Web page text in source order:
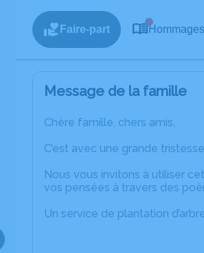
Faire-part Hommages
Message de la famille
Chère famille, chers amis,
C’est avec une grande
Nous vous invitons à utiliser
vos pensées à travers des
Un service de plantation